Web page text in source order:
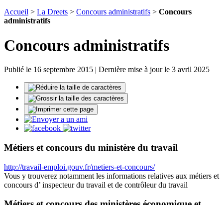
Accueil > La Dreets > Concours administratifs > Concours
administratifs
Concours administratifs
Publié le 16 septembre 2015 | Dernière mise à jour le 3 avril 2025
Métiers et concours du ministère du travail
http://travail-emploi.gouv.fr/metiers-et-concours/
Vous y trouverez notamment les informations relatives aux métiers et
concours d’ inspecteur du travail et de contrôleur du travail